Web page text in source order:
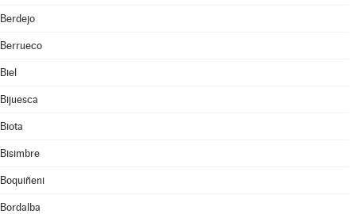
Berdejo
Berrueco
Biel
Bijuesca
Biota
Bisimbre
Boquiñeni
Bordalba